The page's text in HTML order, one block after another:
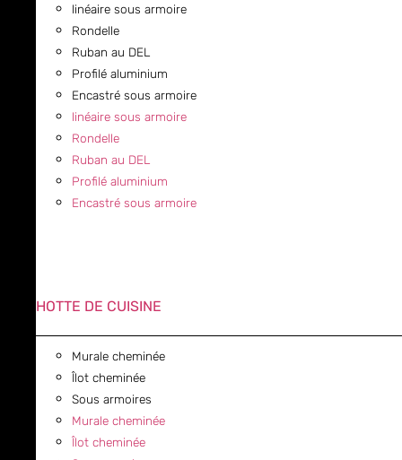
linéaire sous armoire
Rondelle
Ruban au DEL
Profilé aluminium
Encastré sous armoire
linéaire sous armoire
Rondelle
Ruban au DEL
Profilé aluminium
Encastré sous armoire
HOTTE DE CUISINE
Murale cheminée
Îlot cheminée
Sous armoires
Murale cheminée
Îlot cheminée